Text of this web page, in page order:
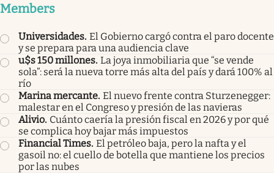
Members
Universidades. El Gobierno cargó contra el paro docente
y se prepara para una audiencia clave
u$s 150 millones. La joya inmobiliaria que “se vende
sola”: será la nueva torre más alta del país y dará 100% al
río
Marina mercante. El nuevo frente contra Sturzenegger:
malestar en el Congreso y presión de las navieras
Alivio. Cuánto caería la presión fiscal en 2026 y por qué
se complica hoy bajar más impuestos
Financial Times. El petróleo baja, pero la nafta y el
gasoil no: el cuello de botella que mantiene los precios
por las nubes